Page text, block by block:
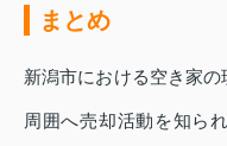
まとめ
新潟市における空き家の
周囲へ売却活動を知ら